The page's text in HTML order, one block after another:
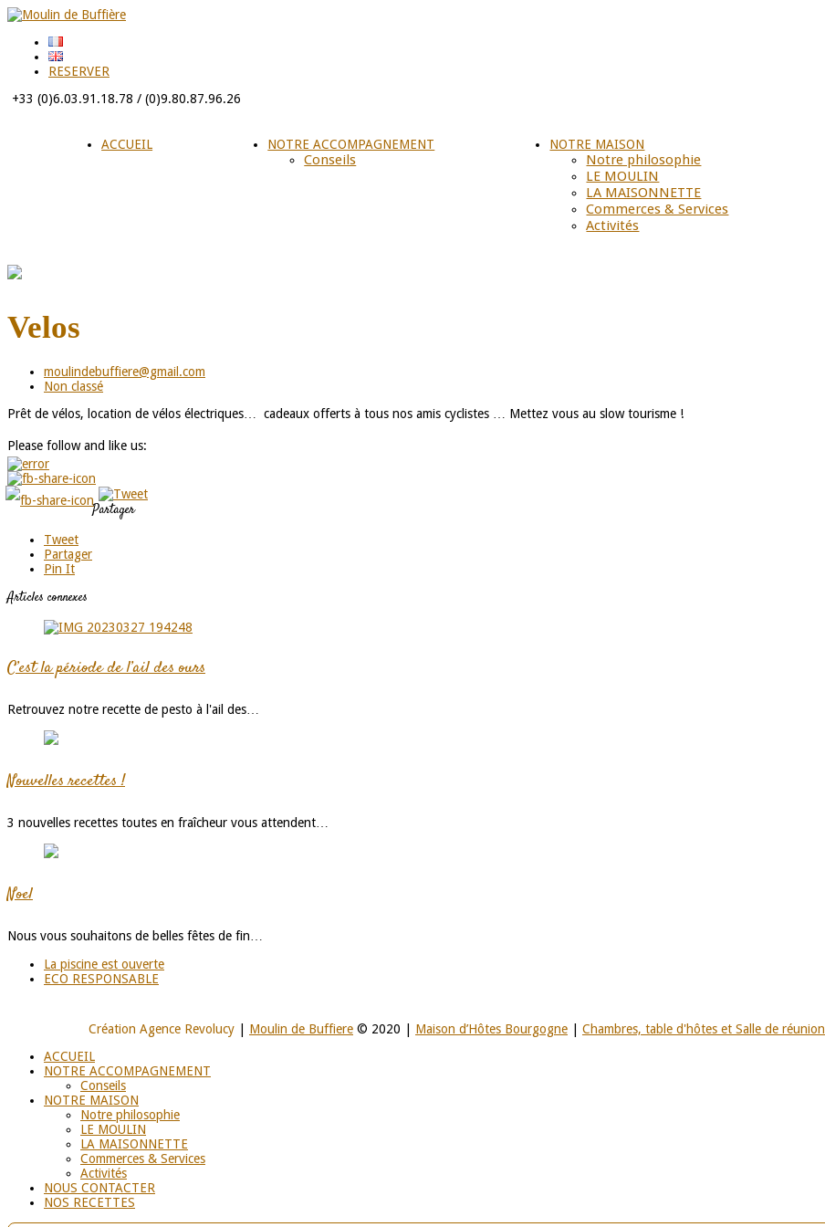
RESERVER
+33 (0)6.03.91.18.78 / (0)9.80.87.96.26
ACCUEIL NOTRE ACCOMPAGNEMENT
Conseils
NOTRE MAISON
Notre philosophie
LE MOULIN
LA MAISONNETTE
Commerces & Services
Activités
Velos
moulindebuffiere@gmail.com
Non classé
Prêt de vélos, location de vélos électriques… cadeaux offerts à tous nos amis cyclistes … Mettez vous au slow tourisme !
Please follow and like us:
Partager
Tweet
Partager
Pin It
Articles connexes
C’est la période de l’ail des ours
Retrouvez notre recette de pesto à l'ail des…
Nouvelles recettes !
3 nouvelles recettes toutes en fraîcheur vous attendent…
Noel
Nous vous souhaitons de belles fêtes de fin…
La piscine est ouverte
ECO RESPONSABLE
Création Agence Revolucy Moulin de Buffiere © 2020 | Maison d’Hôtes Bourgogne Chambres, table d'hôtes et Salle de réunion
ACCUEIL
NOTRE ACCOMPAGNEMENT
Conseils
NOTRE MAISON
Notre philosophie
LE MOULIN
LA MAISONNETTE
Commerces & Services
Activités
NOUS CONTACTER
NOS RECETTES